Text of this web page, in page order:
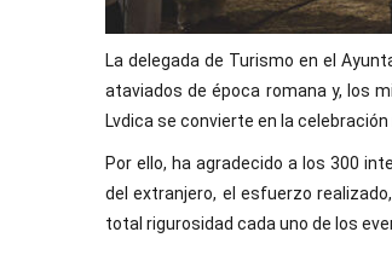
La delegada de Turismo en el
ataviados de época romana y, los
Lvdica se convierte en la
Por ello, ha agradecido a los 300
del extranjero, el esfuerzo
total rigurosidad cada uno de los